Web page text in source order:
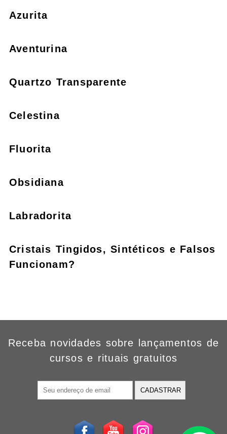
Azurita
Aventurina
Quartzo Transparente
Celestina
Fluorita
Obsidiana
Labradorita
Cristais Tingidos, Sintéticos e Falsos
Funcionam?
Receba novidades sobre lançamentos de
cursos e rituais gratuitos
CADASTRAR